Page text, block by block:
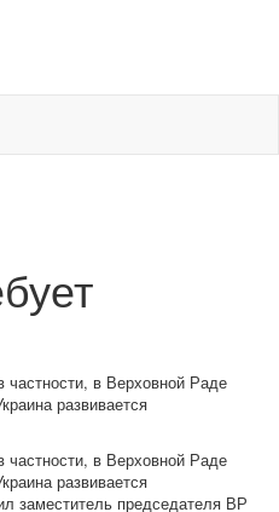
частности, в Верховной Раде
развивается
частности, в Верховной Раде
развивается
заместитель председателя ВР